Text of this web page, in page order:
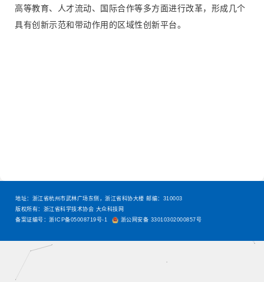
高等教育、人才流动、国际合作等多方面进行改革，形成几个
具有创新示范和带动作用的区域性创新平台。
地址：浙江省杭州市武林广场东侧，浙江省科协大楼 邮编：310003
版权所有：浙江省科学技术协会 大众科技网
备案证编号：浙ICP备05008719号-1
浙公网安备 33010302000857号